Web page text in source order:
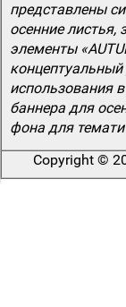
представлены
осенние листья,
элементы
использования
баннера для
фона для
Copyright ©